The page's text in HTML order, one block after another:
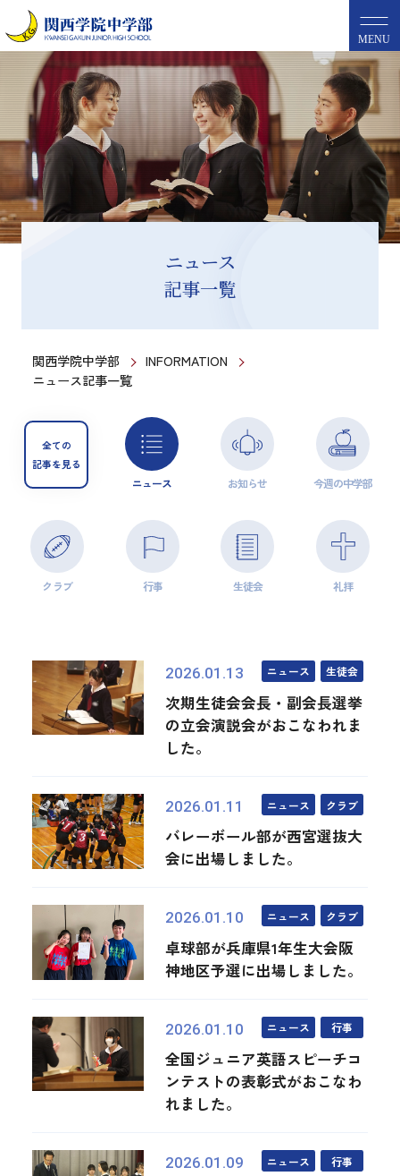
MENU
ニュース
記事一覧
関西学院中学部
INFORMATION
ニュース記事一覧
全ての
記事を見る
ニュース お知らせ 今週の中学部
クラブ 行事 生徒会 礼拝
2026.01.13 ニュース 生徒会
次期生徒会会長・副会長選挙
の立会演説会がおこなわれま
した。
2026.01.11 ニュース クラブ
バレーボール部が西宮選抜大
会に出場しました。
2026.01.10 ニュース クラブ
卓球部が兵庫県1年生大会阪
神地区予選に出場しました。
2026.01.10 ニュース 行事
全国ジュニア英語スピーチコ
ンテストの表彰式がおこなわ
れました。
2026.01.09 ニュース 行事